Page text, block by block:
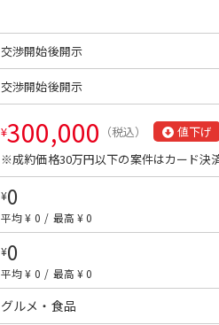
交渉開始後開示
交渉開始後開示
¥300,000 （税込） 値下げ
※成約価格30万円以下の案件はカード決
¥0
平均 ¥ 0 / 最高 ¥ 0
¥0
平均 ¥ 0 / 最高 ¥ 0
グルメ・食品